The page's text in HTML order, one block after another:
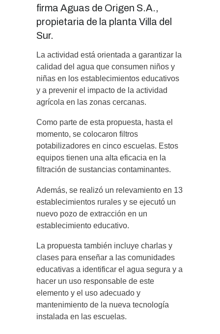
firma Aguas de Origen S.A.,
propietaria de la planta Villa del
Sur.
La actividad está orientada a garantizar la
calidad del agua que consumen niños y
niñas en los establecimientos educativos
y a prevenir el impacto de la actividad
agrícola en las zonas cercanas.
Como parte de esta propuesta, hasta el
momento, se colocaron filtros
potabilizadores en cinco escuelas. Estos
equipos tienen una alta eficacia en la
filtración de sustancias contaminantes.
Además, se realizó un relevamiento en 13
establecimientos rurales y se ejecutó un
nuevo pozo de extracción en un
establecimiento educativo.
La propuesta también incluye charlas y
clases para enseñar a las comunidades
educativas a identificar el agua segura y a
hacer un uso responsable de este
elemento y el uso adecuado y
mantenimiento de la nueva tecnología
instalada en las escuelas.